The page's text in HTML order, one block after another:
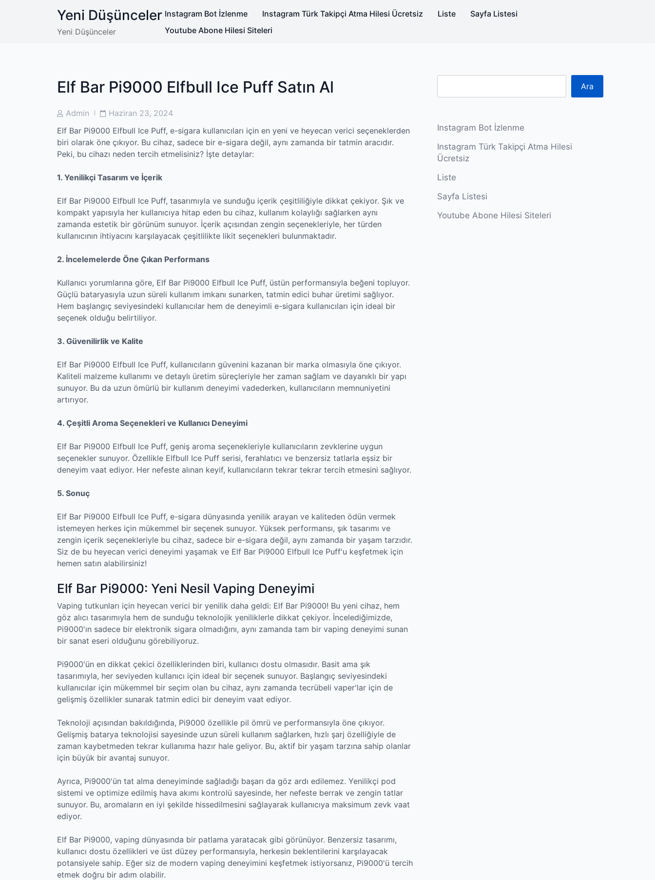
Yeni Düşünceler
Yeni Düşünceler
Instagram Bot İzlenme Instagram Türk Takipçi Atma Hilesi Ücretsiz Liste
Sayfa Listesi
Youtube Abone Hilesi Siteleri
Elf Bar Pi9000 Elfbull Ice Puff Satın Al
PostAdmin
PostHaziran 23, 2024
Elf Bar Pi9000 Elfbull Ice Puff, e-sigara kullanıcıları için en yeni ve heyecan verici seçeneklerden
biri olarak öne çıkıyor. Bu cihaz, sadece bir e-sigara değil, aynı zamanda bir tatmin aracıdır.
Peki, bu cihazı neden tercih etmelisiniz? İşte detaylar:
1. Yenilikçi Tasarım ve İçerik
Elf Bar Pi9000 Elfbull Ice Puff, tasarımıyla ve sunduğu içerik çeşitliliğiyle dikkat çekiyor. Şık ve
kompakt yapısıyla her kullanıcıya hitap eden bu cihaz, kullanım kolaylığı sağlarken aynı
zamanda estetik bir görünüm sunuyor. İçerik açısından zengin seçenekleriyle, her türden
kullanıcının ihtiyacını karşılayacak çeşitlilikte likit seçenekleri bulunmaktadır.
2. İncelemelerde Öne Çıkan Performans
Kullanıcı yorumlarına göre, Elf Bar Pi9000 Elfbull Ice Puff, üstün performansıyla beğeni topluyor.
Güçlü bataryasıyla uzun süreli kullanım imkanı sunarken, tatmin edici buhar üretimi sağlıyor.
Hem başlangıç seviyesindeki kullanıcılar hem de deneyimli e-sigara kullanıcıları için ideal bir
seçenek olduğu belirtiliyor.
3. Güvenilirlik ve Kalite
Elf Bar Pi9000 Elfbull Ice Puff, kullanıcıların güvenini kazanan bir marka olmasıyla öne çıkıyor.
Kaliteli malzeme kullanımı ve detaylı üretim süreçleriyle her zaman sağlam ve dayanıklı bir yapı
sunuyor. Bu da uzun ömürlü bir kullanım deneyimi vadederken, kullanıcıların memnuniyetini
artırıyor.
4. Çeşitli Aroma Seçenekleri ve Kullanıcı Deneyimi
Elf Bar Pi9000 Elfbull Ice Puff, geniş aroma seçenekleriyle kullanıcıların zevklerine uygun
seçenekler sunuyor. Özellikle Elfbull Ice Puff serisi, ferahlatıcı ve benzersiz tatlarla eşsiz bir
deneyim vaat ediyor. Her nefeste alınan keyif, kullanıcıların tekrar tekrar tercih etmesini sağlıyor.
5. Sonuç
Elf Bar Pi9000 Elfbull Ice Puff, e-sigara dünyasında yenilik arayan ve kaliteden ödün vermek
istemeyen herkes için mükemmel bir seçenek sunuyor. Yüksek performansı, şık tasarımı ve
zengin içerik seçenekleriyle bu cihaz, sadece bir e-sigara değil, aynı zamanda bir yaşam tarzıdır.
Siz de bu heyecan verici deneyimi yaşamak ve Elf Bar Pi9000 Elfbull Ice Puff'u keşfetmek için
hemen satın alabilirsiniz!
Elf Bar Pi9000: Yeni Nesil Vaping Deneyimi
Vaping tutkunları için heyecan verici bir yenilik daha geldi: Elf Bar Pi9000! Bu yeni cihaz, hem
göz alıcı tasarımıyla hem de sunduğu teknolojik yeniliklerle dikkat çekiyor. İncelediğimizde,
Pi9000'ın sadece bir elektronik sigara olmadığını, aynı zamanda tam bir vaping deneyimi sunan
bir sanat eseri olduğunu görebiliyoruz.
Pi9000'ün en dikkat çekici özelliklerinden biri, kullanıcı dostu olmasıdır. Basit ama şık
tasarımıyla, her seviyeden kullanıcı için ideal bir seçenek sunuyor. Başlangıç seviyesindeki
kullanıcılar için mükemmel bir seçim olan bu cihaz, aynı zamanda tecrübeli vaper'lar için de
gelişmiş özellikler sunarak tatmin edici bir deneyim vaat ediyor.
Teknoloji açısından bakıldığında, Pi9000 özellikle pil ömrü ve performansıyla öne çıkıyor.
Gelişmiş batarya teknolojisi sayesinde uzun süreli kullanım sağlarken, hızlı şarj özelliğiyle de
zaman kaybetmeden tekrar kullanıma hazır hale geliyor. Bu, aktif bir yaşam tarzına sahip olanlar
için büyük bir avantaj sunuyor.
Ayrıca, Pi9000'ün tat alma deneyiminde sağladığı başarı da göz ardı edilemez. Yenilikçi pod
sistemi ve optimize edilmiş hava akımı kontrolü sayesinde, her nefeste berrak ve zengin tatlar
sunuyor. Bu, aromaların en iyi şekilde hissedilmesini sağlayarak kullanıcıya maksimum zevk vaat
ediyor.
Elf Bar Pi9000, vaping dünyasında bir patlama yaratacak gibi görünüyor. Benzersiz tasarımı,
kullanıcı dostu özellikleri ve üst düzey performansıyla, herkesin beklentilerini karşılayacak
potansiyele sahip. Eğer siz de modern vaping deneyimini keşfetmek istiyorsanız, Pi9000'ü tercih
etmek doğru bir adım olabilir.
Ara
Instagram Bot İzlenme
Instagram Türk Takipçi Atma Hilesi
Ücretsiz
Liste
Sayfa Listesi
Youtube Abone Hilesi Siteleri